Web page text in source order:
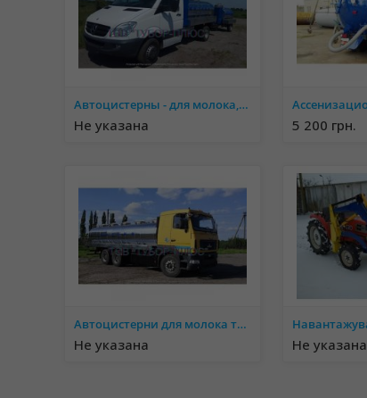
Автоцистерны - для молока, воды и ассенизаторные машины, рыбовоз. Обслуживание и ремонт
Не указана 5 200 грн.
Автоцистерни для молока та води. Асенізаторні машини, рибовоз. Обслуговування і ремонт
Не указана Не указана